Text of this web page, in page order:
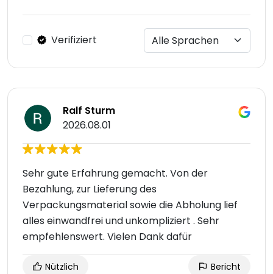
Verifiziert
Ralf Sturm
2026.08.01
Sehr gute Erfahrung gemacht. Von der
Bezahlung, zur Lieferung des
Verpackungsmaterial sowie die Abholung lief
alles einwandfrei und unkompliziert . Sehr
empfehlenswert. Vielen Dank dafür
Nützlich Bericht